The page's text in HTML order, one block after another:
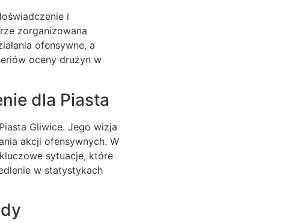
i
zorganizowana
ofensywne, a
oceny drużyn w
dla Piasta
Gliwice. Jego wizja
akcji ofensywnych. W
sytuacje, które
w statystykach